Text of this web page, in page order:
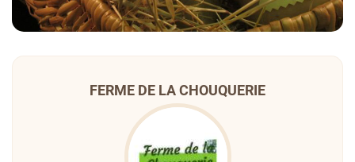
FERME DE LA CHOUQUERIE